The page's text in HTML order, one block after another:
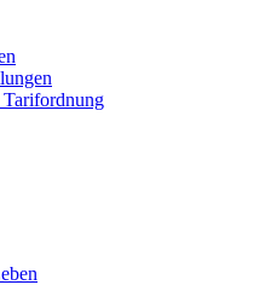
Tarifordnung